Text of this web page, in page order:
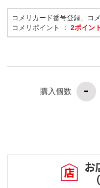
コメリカード番号登録、コ
コメリポイント ： 2ポイン
購入個数
お